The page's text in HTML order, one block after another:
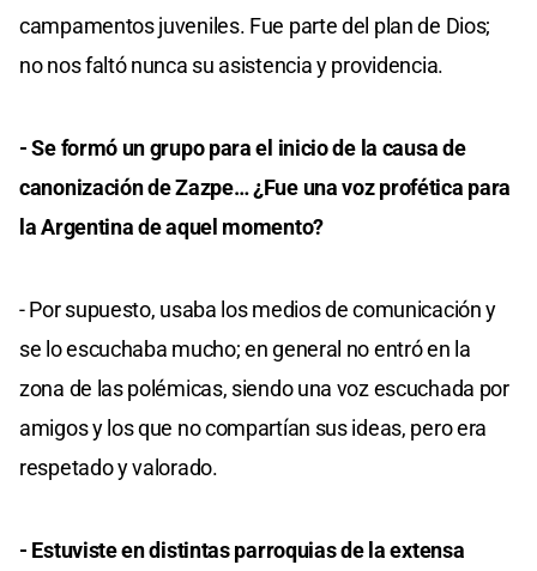
campamentos juveniles. Fue parte del plan de Dios;
no nos faltó nunca su asistencia y providencia.
- Se formó un grupo para el inicio de la causa de
canonización de Zazpe… ¿Fue una voz profética para
la Argentina de aquel momento?
- Por supuesto, usaba los medios de comunicación y
se lo escuchaba mucho; en general no entró en la
zona de las polémicas, siendo una voz escuchada por
amigos y los que no compartían sus ideas, pero era
respetado y valorado.
- Estuviste en distintas parroquias de la extensa